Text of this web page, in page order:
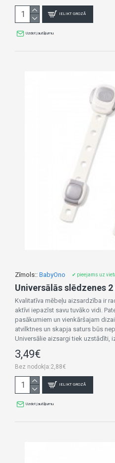
IELIKT GROZĀ
Uzdot jautājumu
Zīmols:: BabyOno ✔ pieejams uz
Universālās slēdzenes
Kvalitatīva mēbeļu aizsardzība ir
aktīvi iepazīst savu tuvāko vidi.
pasākumiem un vienkāršajam
atvilktnes un skapja saturs būs
Universālie aizsargi tiek uzstādīti,
3,49€
Bez nodokļa:2,88€
IELIKT GROZĀ
Uzdot jautājumu